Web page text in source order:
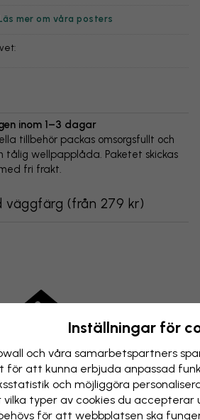
Läs mer om våra posters
inom 1–3 dagar
tillbehör packas omsorgsfullt och
tålig wellpapplåda. Paketet skickas
fri frakt.
väggfärg (från 279 kr)
Inställningar för
och våra samarbets­partners
för att kunna erbjuda anpassad
och möjliggöra
vilka typer av cookies du
för att webbplatsen ska